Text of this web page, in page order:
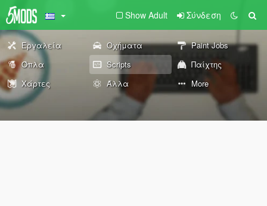
Show Adult Σύνδεση
Εργαλεία Οχήματα
Paint Jobs
Όπλα
Scripts
Παίχτης
Χάρτες
Άλλα More